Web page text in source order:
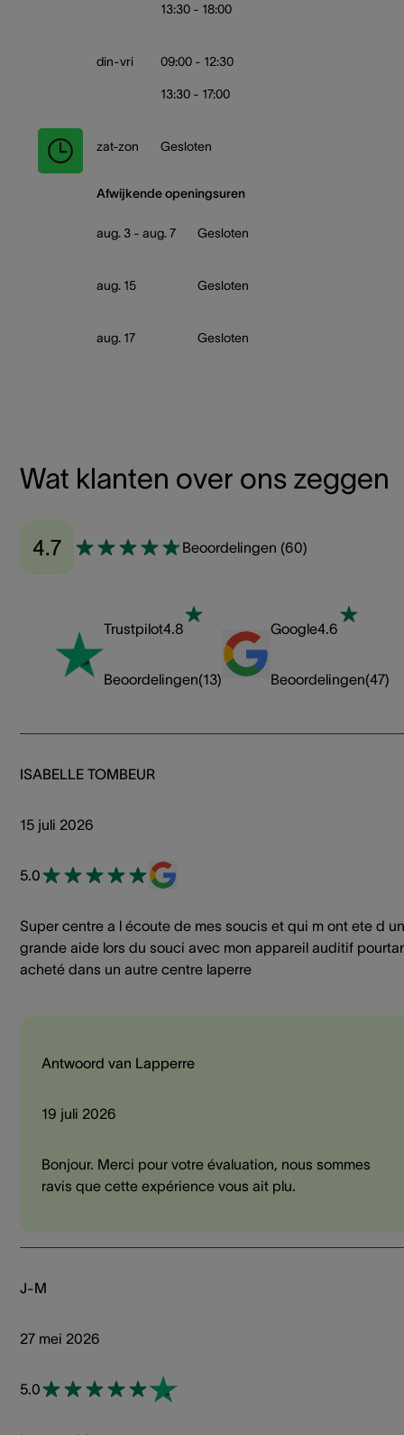
13:30 - 18:00
din-vri 09:00 - 12:30
13:30 - 17:00
zat-zon Gesloten
Afwijkende openingsuren
aug. 3 - aug. 7 Gesloten
aug. 15 Gesloten
aug. 17 Gesloten
Wat klanten over ons zeggen
4.7 Beoordelingen (60)
Trustpilot4.8
Beoordelingen(13)
Google4.6
Beoordelingen(47)
ISABELLE TOMBEUR
15 juli 2026
5.0
Super centre a l écoute de mes soucis et qui m ont ete d
grande aide lors du souci avec mon appareil auditif
acheté dans un autre centre laperre
Antwoord van Lapperre
19 juli 2026
Bonjour. Merci pour votre évaluation, nous sommes
ravis que cette expérience vous ait plu.
J-M
27 mei 2026
5.0